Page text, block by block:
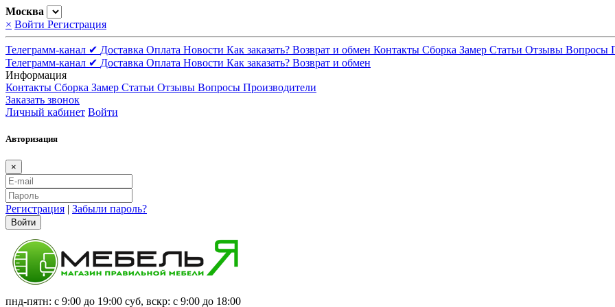
Москва
× Войти Регистрация
Телеграмм-канал ✔ Доставка Оплата Новости Как заказать? Возврат и обмен Контакты Сборка Замер Статьи Отзывы Вопросы
Телеграмм-канал ✔ Доставка Оплата Новости Как заказать? Возврат и обмен
Информация
Контакты Сборка Замер Статьи Отзывы Вопросы Производители
Заказать звонок
Личный кабинет Войти
Авторизация
×
Регистрация | Забыли пароль?
Войти
пнд-пятн: с 9:00 до 19:00 суб, вскр: с 9:00 до 18:00